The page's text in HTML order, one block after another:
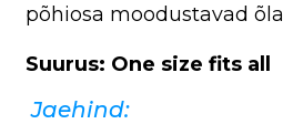
põhiosa moodustavad
Suurus: One size fits all
Jaehind: